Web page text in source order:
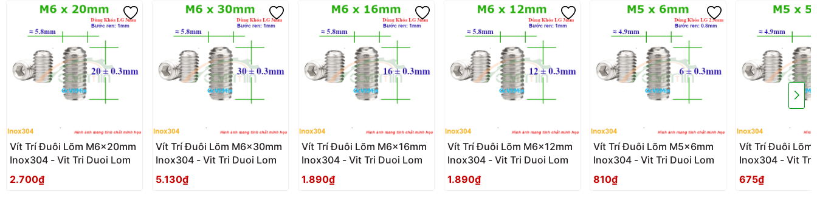
Vít Trí Đuôi Lõm M6x20mm
Inox304 - Vit Tri Duoi Lom
2.700₫
Vít Trí Đuôi Lõm M6x30mm
Inox304 - Vit Tri Duoi Lom
5.130₫
Vít Trí Đuôi Lõm M6x16mm
Inox304 - Vit Tri Duoi Lom
1.890₫
Vít Trí Đuôi Lõm M6x12mm
Inox304 - Vit Tri Duoi Lom
1.890₫
Vít Trí Đuôi Lõm M5x6mm
Inox304 - Vit Tri Duoi Lom
810₫
Vít Trí Đuôi Lõm
Inox304 - Vit Tri
675₫